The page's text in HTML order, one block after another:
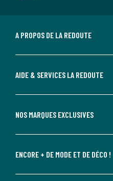
A PROPOS DE LA REDOUTE
AIDE & SERVICES LA REDOUTE
NOS MARQUES EXCLUSIVES
ENCORE + DE MODE ET DE DÉCO !